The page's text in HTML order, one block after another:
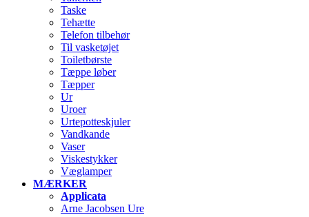
Taske
Tehætte
Telefon tilbehør
Til vasketøjet
Toiletbørste
Tæppe løber
Tæpper
Ur
Uroer
Urtepotteskjuler
Vandkande
Vaser
Viskestykker
Væglamper
MÆRKER
Applicata
Arne Jacobsen Ure